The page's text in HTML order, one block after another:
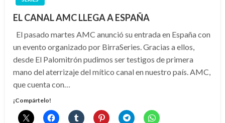
EL CANAL AMC LLEGA A ESPAÑA
El pasado martes AMC anunció su entrada en España con
un evento organizado por BirraSeries. Gracias a ellos,
desde El Palomitrón pudimos ser testigos de primera
mano del aterrizaje del mítico canal en nuestro país. AMC,
que cuenta con…
¡Compártelo!